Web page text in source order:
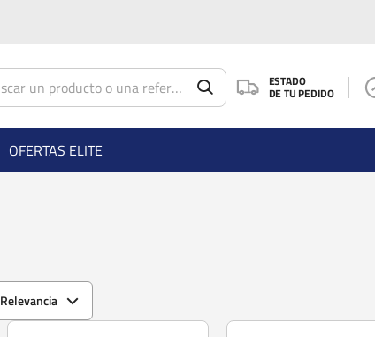
ESTADO
DE TU PEDIDO
OFERTAS ELITE
Relevancia